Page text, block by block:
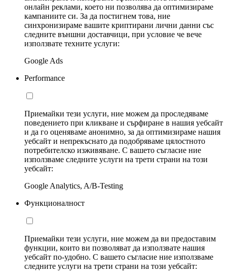
онлайн реклами, което ни позволява да оптимизираме
кампаниите си. За да постигнем това, ние
синхронизираме вашите криптирани лични данни със
следните външни доставчици, при условие че вече
използвате техните услуги:
Google Ads
Performance
Приемайки тези услуги, ние можем да проследяваме
поведението при кликване и сърфиране в нашия уебсайт
и да го оценяваме анонимно, за да оптимизираме нашия
уебсайт и непрекъснато да подобряваме цялостното
потребителско изживяване. С вашето съгласие ние
използваме следните услуги на трети страни на този
уебсайт:
Google Analytics, A/B-Testing
Функционалност
Приемайки тези услуги, ние можем да ви предоставим
функции, които ви позволяват да използвате нашия
уебсайт по-удобно. С вашето съгласие ние използваме
следните услуги на трети страни на този уебсайт: